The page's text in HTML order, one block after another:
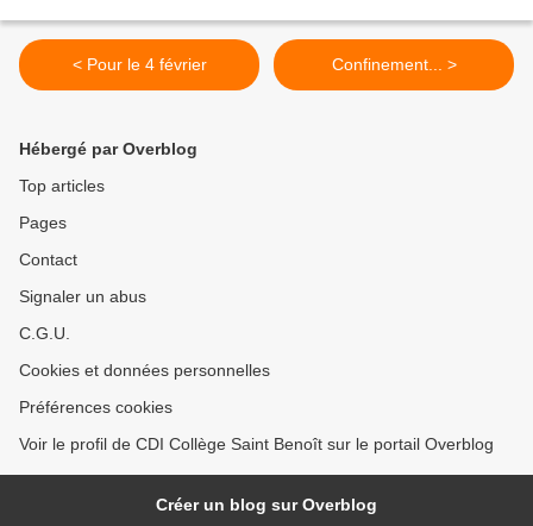
< Pour le 4 février Confinement... >
Hébergé par Overblog
Top articles
Pages
Contact
Signaler un abus
C.G.U.
Cookies et données personnelles
Préférences cookies
Voir le profil de CDI Collège Saint Benoît sur le portail Overblog
Créer un blog sur Overblog